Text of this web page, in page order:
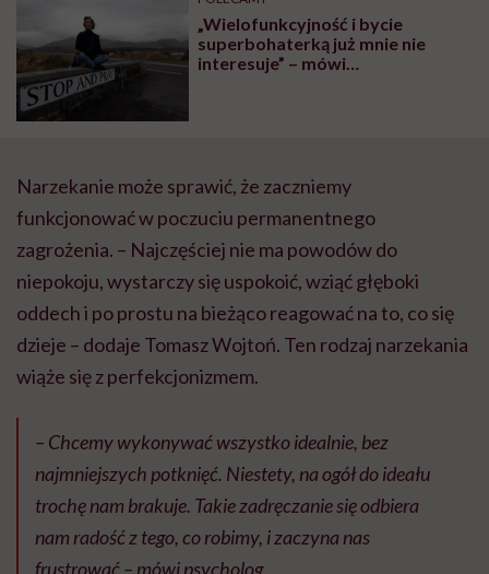
„Wielofunkcyjność i bycie
superbohaterką już mnie nie
interesuje” – mówi
Narzekanie może sprawić, że zaczniemy
funkcjonować w poczuciu permanentnego
zagrożenia. – Najczęściej nie ma powodów do
niepokoju, wystarczy się uspokoić, wziąć głęboki
oddech i po prostu na bieżąco reagować na to, co się
dzieje – dodaje Tomasz Wojtoń. Ten rodzaj narzekania
wiąże się z perfekcjonizmem.
– Chcemy wykonywać wszystko idealnie, bez
najmniejszych potknięć. Niestety, na ogół do ideału
trochę nam brakuje. Takie zadręczanie się odbiera
nam radość z tego, co robimy, i zaczyna nas
frustrować – mówi psycholog.